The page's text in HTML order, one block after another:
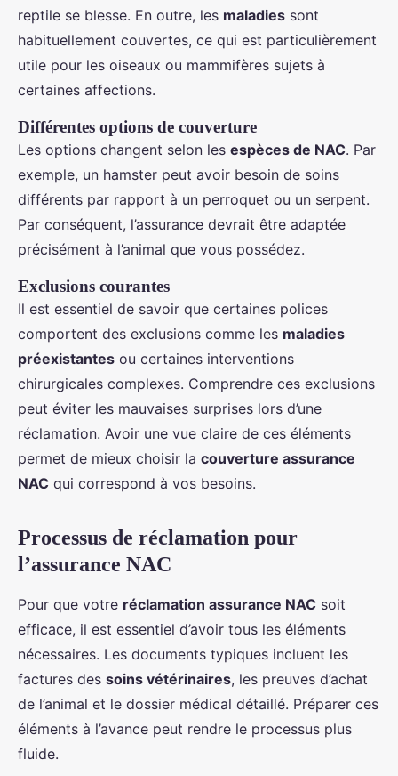
reptile se blesse. En outre, les maladies sont
habituellement couvertes, ce qui est particulièrement
utile pour les oiseaux ou mammifères sujets à
certaines affections.
Différentes options de couverture
Les options changent selon les espèces de NAC. Par
exemple, un hamster peut avoir besoin de soins
différents par rapport à un perroquet ou un serpent.
Par conséquent, l’assurance devrait être adaptée
précisément à l’animal que vous possédez.
Exclusions courantes
Il est essentiel de savoir que certaines polices
comportent des exclusions comme les maladies
préexistantes ou certaines interventions
chirurgicales complexes. Comprendre ces exclusions
peut éviter les mauvaises surprises lors d’une
réclamation. Avoir une vue claire de ces éléments
permet de mieux choisir la couverture assurance
NAC qui correspond à vos besoins.
Processus de réclamation pour
l’assurance NAC
Pour que votre réclamation assurance NAC soit
efficace, il est essentiel d’avoir tous les éléments
nécessaires. Les documents typiques incluent les
factures des soins vétérinaires, les preuves d’achat
de l’animal et le dossier médical détaillé. Préparer ces
éléments à l’avance peut rendre le processus plus
fluide.